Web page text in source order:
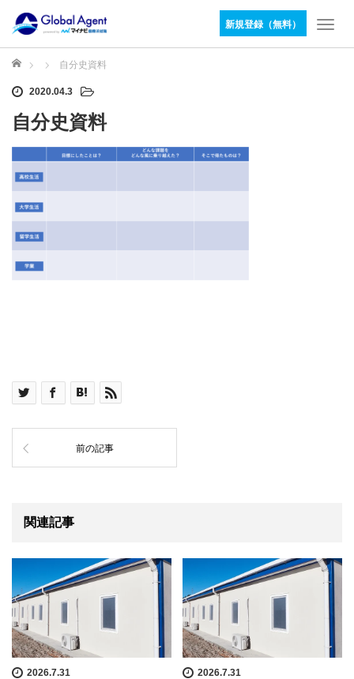
新規登録（無料）
T
ホーム 自分史資料
2020.04.3
自分史資料
前の記事
関連記事
2026.7.31 2026.7.31